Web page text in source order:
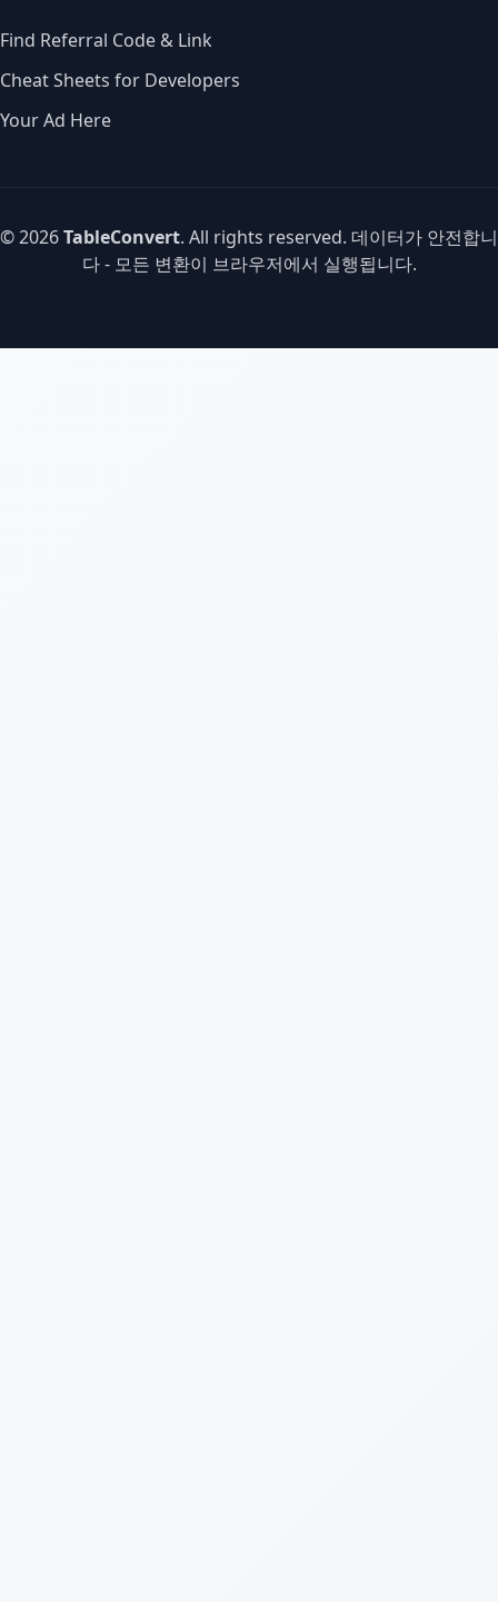
Find Referral Code & Link
Cheat Sheets for Developers
Your Ad Here
© 2026TableConvert. All rights reserved. 데이터가 안전합니
다 - 모든 변환이 브라우저에서 실행됩니다.